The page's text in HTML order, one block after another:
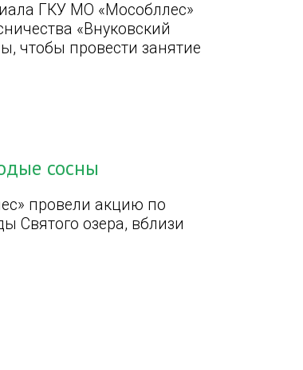
ГКУ МО «Мособллес»
«Внуковский
чтобы провести занятие
сосны
провели акцию по
Святого озера, вблизи